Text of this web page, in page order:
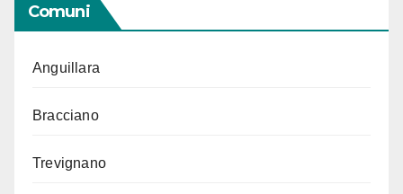
Comuni
Anguillara
Bracciano
Trevignano